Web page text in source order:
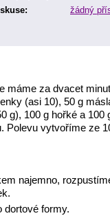
žádný
máme za dvacet minut
(asi 10), 50 g
g), 100 g hořké a 100
Polevu vytvoříme ze
najemno,
dortové formy.